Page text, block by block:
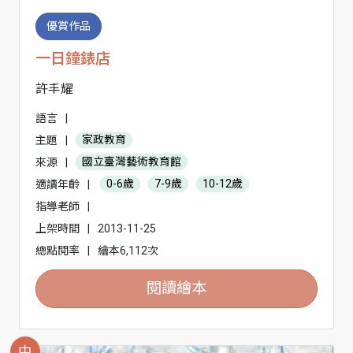
優賞作品
一日鐘錶店
許丰耀
語言
主題
家政教育
來源
國立臺灣藝術教育館
適讀年齡
0-6歲 7-9歲
10-12歲
指導老師
上架時間
2013-11-25
總點閱率
繪本6,112次
閱讀繪本